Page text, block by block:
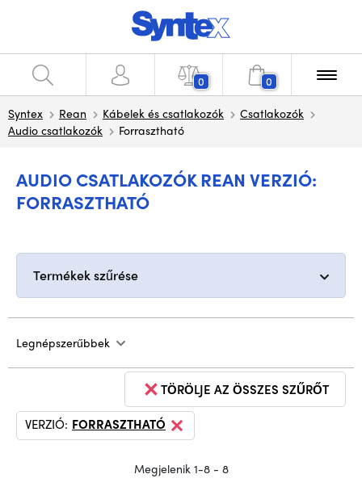
0 0
Syntex Rean Kábelek és csatlakozók
Csatlakozók
Audio csatlakozók
Forrasztható
AUDIO CSATLAKOZÓK REAN VERZIÓ:
FORRASZTHATÓ
Termékek szűrése
Legnépszerűbbek
TÖRÖLJE AZ ÖSSZES SZŰRŐT
VERZIÓ: FORRASZTHATÓ
Megjelenik 1-8 - 8